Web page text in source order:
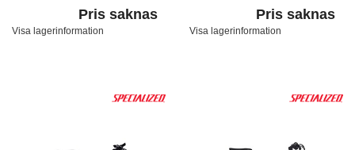
Pris saknas
Visa lagerinformation
Pris saknas
Visa lagerinformation